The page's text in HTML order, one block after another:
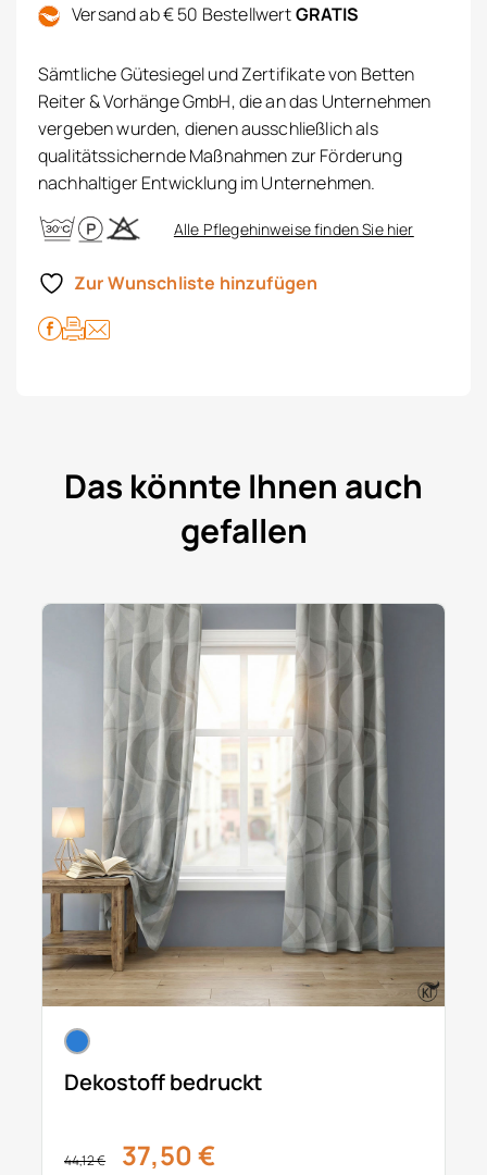
Versand ab € 50 BestellwertGRATIS
Sämtliche Gütesiegel und Zertifikate von Betten
Reiter & Vorhänge GmbH, die an das Unternehmen
vergeben wurden, dienen ausschließlich als
qualitätssichernde Maßnahmen zur Förderung
nachhaltiger Entwicklung im Unternehmen.
Alle Pflegehinweise finden Sie hier
Zur Wunschliste hinzufügen
Das könnte Ihnen auch
gefallen
Dekostoff bedruckt
44,12 € 37,50 €